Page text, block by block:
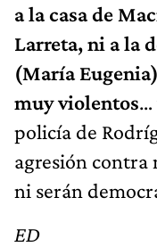
a la casa de
Larreta, ni a la
(María
muy violentos…
policía de
agresión contra
ni serán
ED